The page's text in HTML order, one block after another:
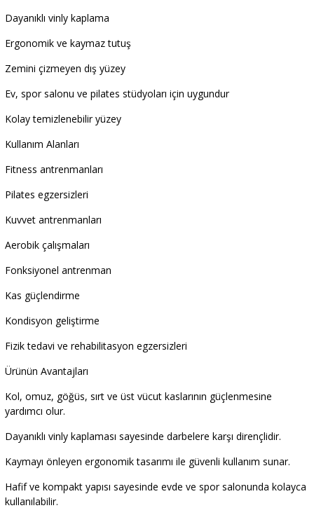
Dayanıklı vinly kaplama
Ergonomik ve kaymaz tutuş
Zemini çizmeyen dış yüzey
Ev, spor salonu ve pilates stüdyoları için uygundur
Kolay temizlenebilir yüzey
Kullanım Alanları
Fitness antrenmanları
Pilates egzersizleri
Kuvvet antrenmanları
Aerobik çalışmaları
Fonksiyonel antrenman
Kas güçlendirme
Kondisyon geliştirme
Fizik tedavi ve rehabilitasyon egzersizleri
Ürünün Avantajları
Kol, omuz, göğüs, sırt ve üst vücut kaslarının güçlenmesine
yardımcı olur.
Dayanıklı vinly kaplaması sayesinde darbelere karşı dirençlidir.
Kaymayı önleyen ergonomik tasarımı ile güvenli kullanım sunar.
Hafif ve kompakt yapısı sayesinde evde ve spor salonunda kolayca
kullanılabilir.